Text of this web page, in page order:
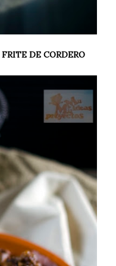
FRITE DE CORDERO